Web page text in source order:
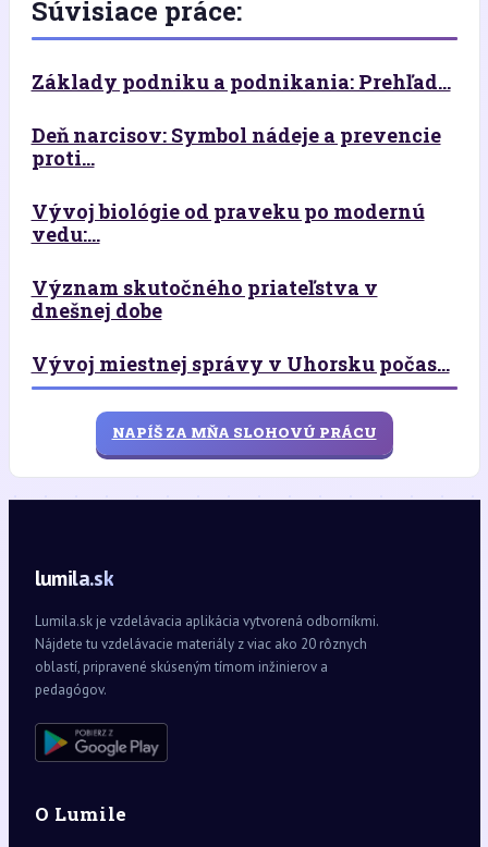
Súvisiace práce:
Základy podniku a podnikania: Prehľad...
Deň narcisov: Symbol nádeje a prevencie
proti...
Vývoj biológie od praveku po modernú
vedu:...
Význam skutočného priateľstva v
dnešnej dobe
Vývoj miestnej správy v Uhorsku počas...
NAPÍŠ ZA MŇA SLOHOVÚ PRÁCU
lumila.sk
Lumila.sk je vzdelávacia aplikácia vytvorená odborníkmi.
Nájdete tu vzdelávacie materiály z viac ako 20 rôznych
oblastí, pripravené skúseným tímom inžinierov a
pedagógov.
O Lumile